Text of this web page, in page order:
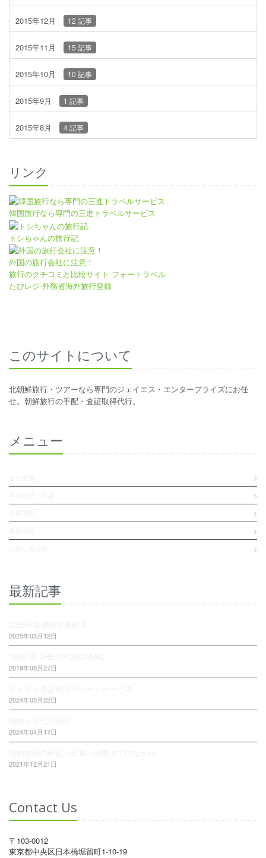
2015年12月 12 記事
2015年11月 15 記事
2015年10月 10 記事
2015年9月 1 記事
2015年8月 4 記事
リンク
韓国旅行なら専門の三進トラベルサービス
トシちゃんの旅行記
外国の旅行会社に注意！
旅行のクチコミと比較サイト フォートラベル
たびレジ-外務省海外旅行登録
このサイトについて
北朝鮮旅行・ツアーなら専門のジェイエス・エンタープライズにお任
せ。朝鮮旅行の手配・査証取得代行。
メニュー
最新記事
2025年03月12日
2019年08月27日
2024年05月22日
2024年04月17日
2021年12月21日
Contact Us
〒103-0012
東京都中央区日本橋堀留町1-10-19